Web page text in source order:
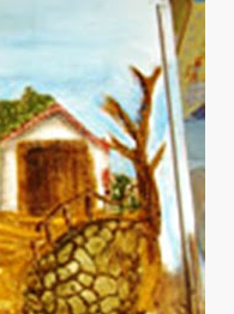
JEM WONG